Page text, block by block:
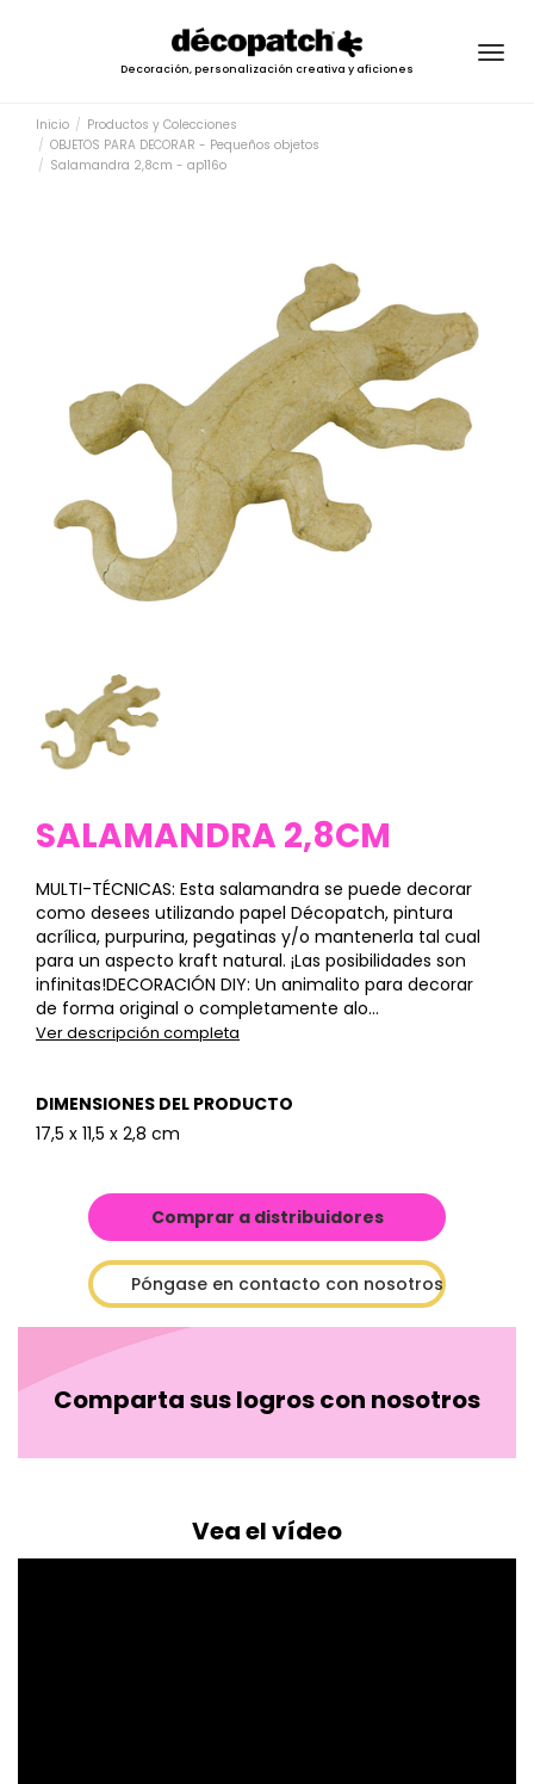
Decoración, personalización creativa y aficiones
Inicio
Productos y Colecciones
OBJETOS PARA DECORAR - Pequeños objetos
Salamandra 2,8cm - ap116o
SALAMANDRA 2,8CM
MULTI-TÉCNICAS: Esta salamandra se puede decorar
como desees utilizando papel Décopatch, pintura
acrílica, purpurina, pegatinas y/o mantenerla tal cual
para un aspecto kraft natural. ¡Las posibilidades son
infinitas!DECORACIÓN DIY: Un animalito para decorar
de forma original o completamente alo...
Ver descripción completa
DIMENSIONES DEL PRODUCTO
17,5 x 11,5 x 2,8 cm
Comprar a distribuidores
Póngase en contacto con nosotros
Comparta sus logros con nosotros
Vea el vídeo